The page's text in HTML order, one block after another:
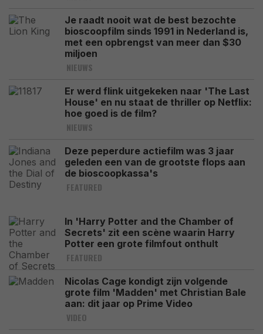
Je raadt nooit wat de best bezochte
bioscoopfilm sinds 1991 in Nederland is,
met een opbrengst van meer dan $30
miljoen
NIEUWS
Er werd flink uitgekeken naar 'The Last
House' en nu staat de thriller op Netflix:
hoe goed is de film?
NIEUWS
Deze peperdure actiefilm was 3 jaar
geleden een van de grootste flops aan
de bioscoopkassa's
FEATURED
In 'Harry Potter and the Chamber of
Secrets' zit een scène waarin Harry
Potter een grote filmfout onthult
FEATURED
Nicolas Cage kondigt zijn volgende
grote film 'Madden' met Christian Bale
aan: dit jaar op Prime Video
VIDEO